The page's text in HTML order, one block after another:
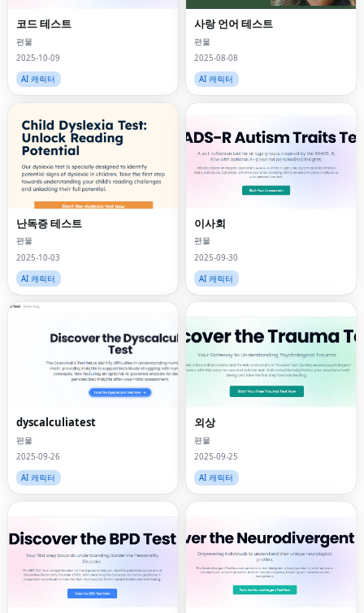
코드 테스트
편물
2025-10-09
AI 캐릭터
사랑 언어 테스트
편물
2025-08-08
AI 캐릭터
난독증 테스트
편물
2025-10-03
AI 캐릭터
이사회
편물
2025-09-30
AI 캐릭터
dyscalculiatest
편물
2025-09-26
AI 캐릭터
외상
편물
2025-09-25
AI 캐릭터